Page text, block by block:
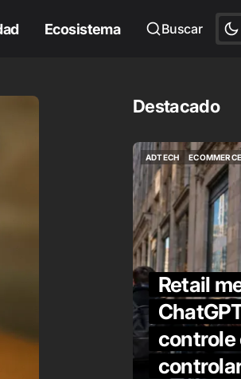
Ecosistema Buscar
Destacado
no es
ADTECH
ADTECH
Retail
controle